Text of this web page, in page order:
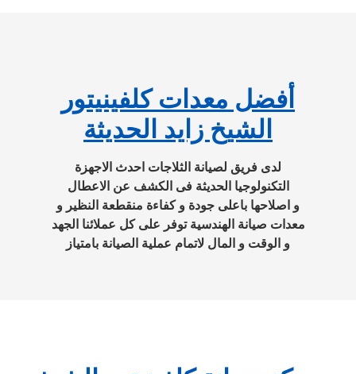
أفضل معدات كلفينيتور
الشيخ زايد الحديثة
لدى فريق لصيانة الثلاجات احدث الاجهزة
التكنولوجيا الحديثة فى الكشف عن الاعطال
و اصلاحها باعلى جودة و كفاءة منقطعة النظير و
معدات صيانة الهندسية توفر على كل عملائنا الجهد
و الوقت و المال لاتمام عملية الصيانة بامتياز